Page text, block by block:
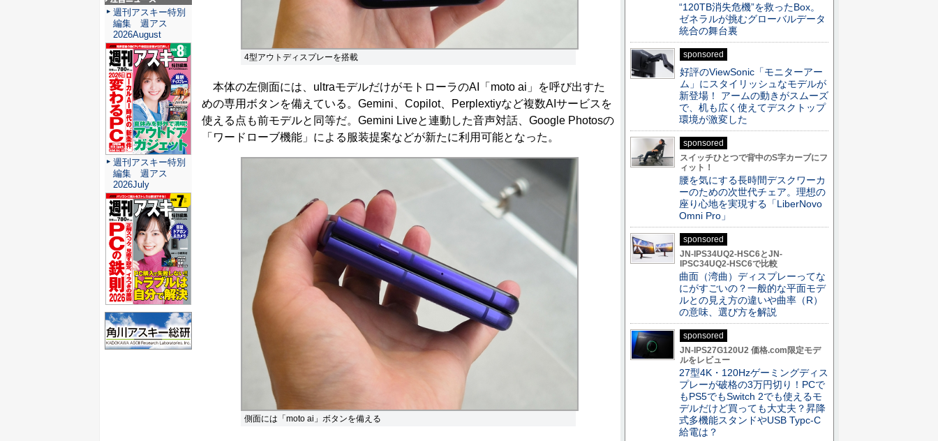
4型アウトディスプレーを搭載
本体の左側面には、ultraモデルだけがモトローラのAI「moto ai」を呼び出すた
めの専用ボタンを備えている。Gemini、Copilot、Perplextiyなど複数AIサービスを
使える点も前モデルと同等だ。Gemini Liveと連動した音声対話、Google Photosの
「ワードローブ機能」による服装提案などが新たに利用可能となった。
側面には「moto ai」ボタンを備える
注目ニュース
週刊アスキー特別
編集 週アス
2026August
週刊アスキー特別
編集 週アス
2026July
“120TB消失危機”を救ったBox。
ゼネラルが挑むグローバルデータ
統合の舞台裏
sponsored
好評のViewSonic「モニターアー
ム」にスタイリッシュなモデルが
新登場！ アームの動きがスムーズ
で、机も広く使えてデスクトップ
環境が激変した
sponsored
スイッチひとつで背中のS字カーブにフ
ィット！
腰を気にする長時間デスクワーカ
ーのための次世代チェア。理想の
座り心地を実現する「LiberNovo
Omni Pro」
sponsored
JN-IPS34UQ2-HSC6とJN-
IPSC34UQ2-HSC6で比較
曲面（湾曲）ディスプレーってな
にがすごいの？一般的な平面モデ
ルとの見え方の違いや曲率（R）
の意味、選び方を解説
sponsored
JN-IPS27G120U2 価格.com限定モデ
ルをレビュー
27型4K・120Hzゲーミングディス
プレーが破格の3万円切り！PCで
もPS5でもSwitch 2でも使えるモ
デルだけど買っても大丈夫？昇降
式多機能スタンドやUSB Typc-C
給電は？